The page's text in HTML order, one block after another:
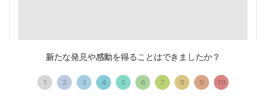
新たな発見や感動を得ることはできましたか？
1 2 3 4 5 6 7 8 9 10